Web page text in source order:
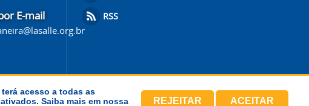
acesso a todas as
Saiba mais em nossa
REJEITAR ACEITAR
E-mail
RSS